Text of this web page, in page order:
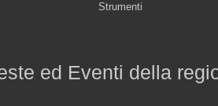
Strumenti
ed Eventi della